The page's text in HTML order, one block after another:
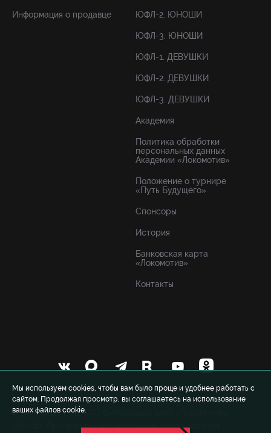
Мы используем cookies, чтобы вам было проще и удобнее работать с
сайтом. Продолжая просмотр, вы соглашаетесь на использование
ваших файлов cookie.
Информация о продавце ЮФЛ-2. ЮНОШИ
ЮФЛ-3. ЮНОШИ
ЮФЛ-1. ДЕВУШКИ
ЮФЛ-2. ДЕВУШКИ
ЮФЛ-3. ДЕВУШКИ
Академия
Политика обработки
персональных данных
Академии «Локомотив»
Положение о турнире
«Путь Будущего»
Спонсоры
История
Банковская карта
«Локомотив»
Контакты
© 1999-2026 FCLM.RU Футбольный клуб «Локомотив»
Москва. При полном или частичном использовании